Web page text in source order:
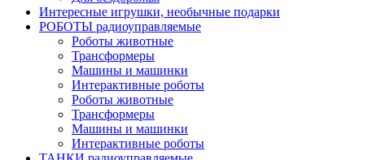
Интересные игрушки, необычные подарки
РОБОТЫ радиоуправляемые
Роботы животные
Трансформеры
Машины и машинки
Интерактивные роботы
Роботы животные
Трансформеры
Машины и машинки
Интерактивные роботы